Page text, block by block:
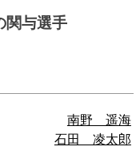
関与選手
南野 遥海
石田 凌太郎